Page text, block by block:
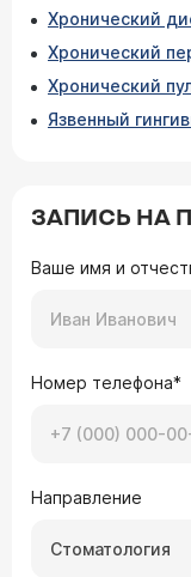
Хронический
Хронический
Хронический
Язвенный
ЗАПИСЬ НА
Ваше имя и
Номер телефона*
Направление
Стоматология